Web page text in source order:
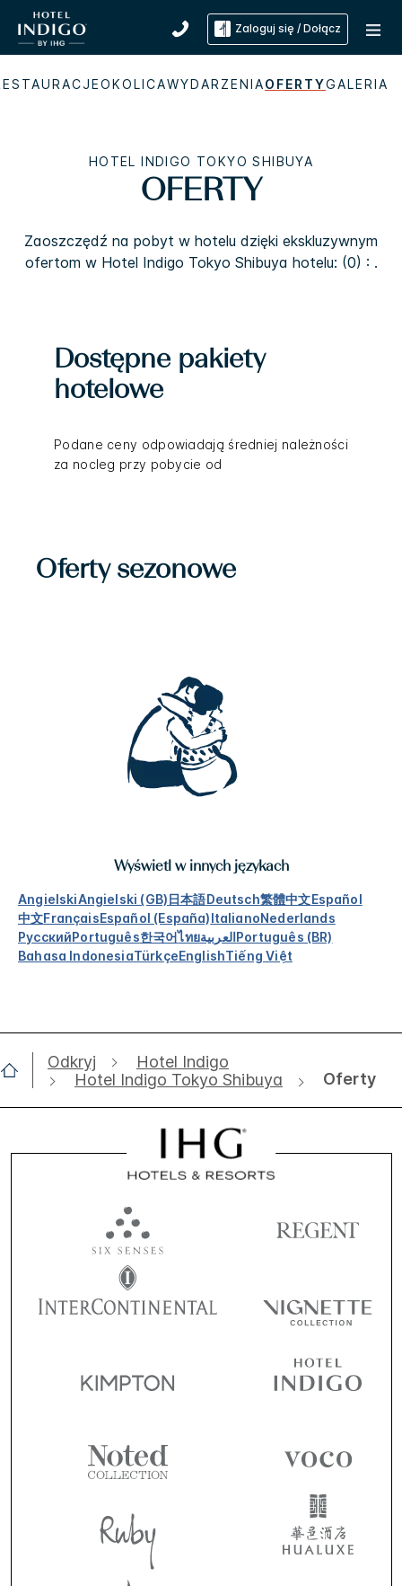
Zaloguj się / Dołącz
OKOLICAWYDARZENIAOFERTYGALERIA
HOTEL INDIGO TOKYO SHIBUYA
OFERTY
Zaoszczędź na pobyt w hotelu dzięki ekskluzywnym
ofertom w Hotel Indigo Tokyo Shibuya hotelu: (0) : .
Dostępne pakiety
hotelowe
Podane ceny odpowiadają średniej należności
za nocleg przy pobycie od
Oferty sezonowe
Wyświetl w innych językach
AngielskiAngielski (GB)日本語Deutsch繁體中文Español
中文FrançaisEspañol (España)ItalianoNederlands
РусскийPortuguês한국어ไทยالعربيةPortuguês (BR)
Bahasa IndonesiaTürkçeEnglishTiếng Việt
Odkryj
Hotel Indigo
Hotel Indigo Tokyo Shibuya
Oferty